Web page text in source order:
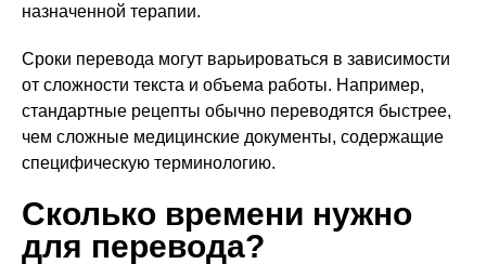
назначенной терапии.
Сроки перевода могут варьироваться в зависимости
от сложности текста и объема работы. Например,
стандартные рецепты обычно переводятся быстрее,
чем сложные медицинские документы, содержащие
специфическую терминологию.
Сколько времени нужно
для перевода?